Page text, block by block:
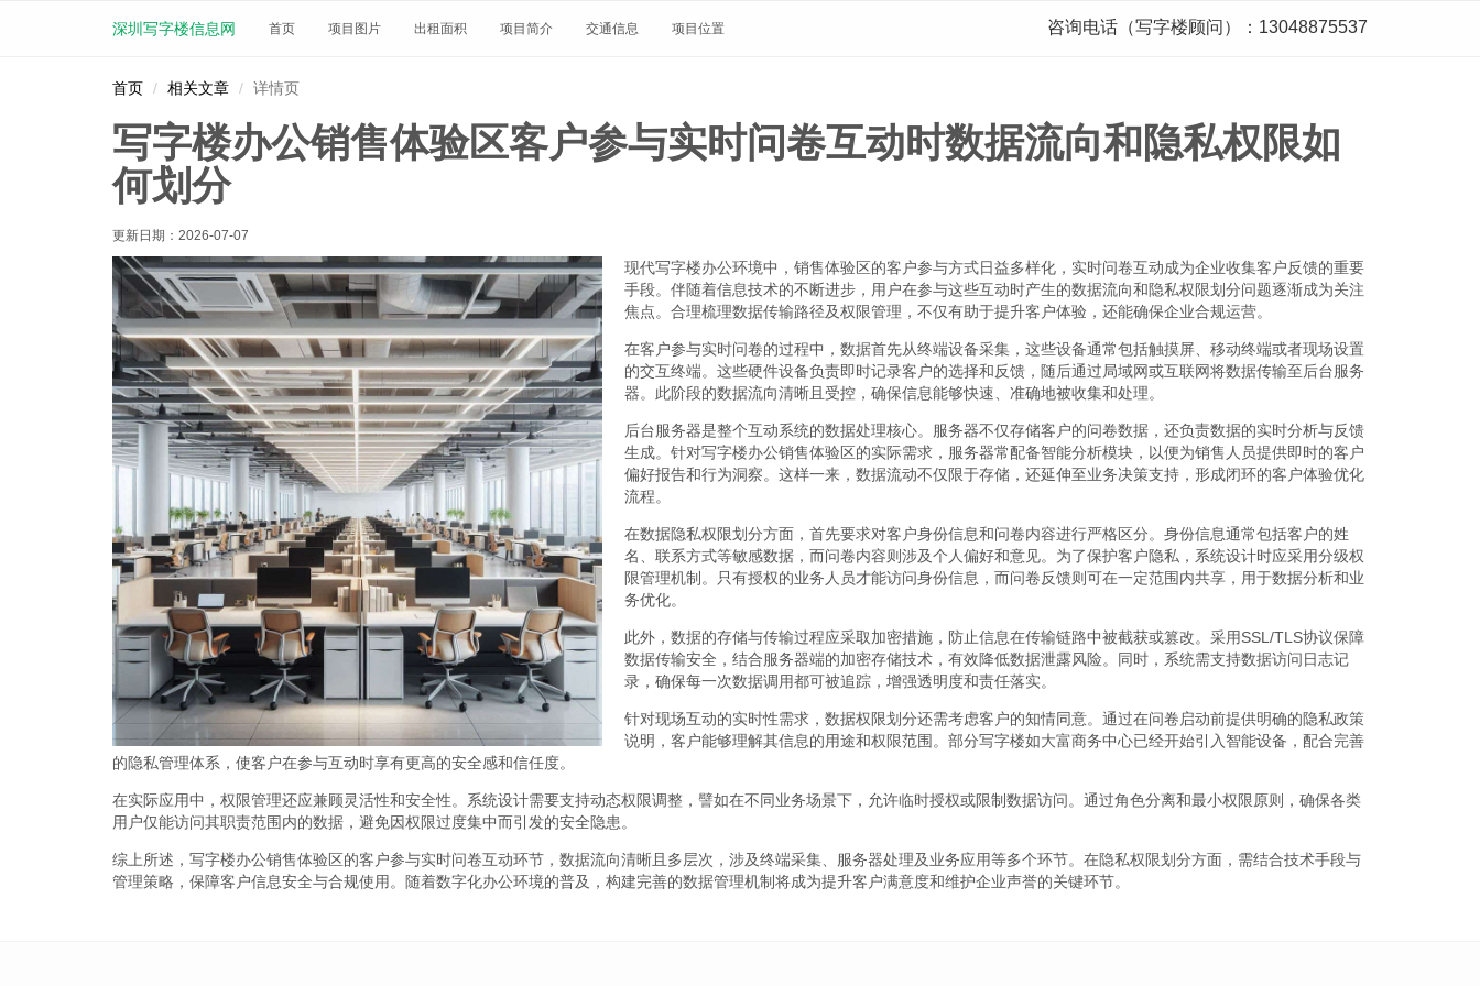
深圳写字楼信息网 首页 项目图片 出租面积 项目简介 交通信息 项目位置 咨询电话（写字楼顾问）：13048875537
首页 相关文章 详情页
写字楼办公销售体验区客户参与实时问卷互动时数据流向和隐私权限如
何划分
更新日期： 2026-07-07
现代写字楼办公环境中，销售体验区的客户参与方式日益多样化，实时问卷互动成为企业收集客户反馈的重要
手段。伴随着信息技术的不断进步，用户在参与这些互动时产生的数据流向和隐私权限划分问题逐渐成为关注
焦点。合理梳理数据传输路径及权限管理，不仅有助于提升客户体验，还能确保企业合规运营。
在客户参与实时问卷的过程中，数据首先从终端设备采集，这些设备通常包括触摸屏、移动终端或者现场设置
的交互终端。这些硬件设备负责即时记录客户的选择和反馈，随后通过局域网或互联网将数据传输至后台服务
器。此阶段的数据流向清晰且受控，确保信息能够快速、准确地被收集和处理。
后台服务器是整个互动系统的数据处理核心。服务器不仅存储客户的问卷数据，还负责数据的实时分析与反馈
生成。针对写字楼办公销售体验区的实际需求，服务器常配备智能分析模块，以便为销售人员提供即时的客户
偏好报告和行为洞察。这样一来，数据流动不仅限于存储，还延伸至业务决策支持，形成闭环的客户体验优化
流程。
在数据隐私权限划分方面，首先要求对客户身份信息和问卷内容进行严格区分。身份信息通常包括客户的姓
名、联系方式等敏感数据，而问卷内容则涉及个人偏好和意见。为了保护客户隐私，系统设计时应采用分级权
限管理机制。只有授权的业务人员才能访问身份信息，而问卷反馈则可在一定范围内共享，用于数据分析和业
务优化。
此外，数据的存储与传输过程应采取加密措施，防止信息在传输链路中被截获或篡改。采用SSL/TLS协议保障
数据传输安全，结合服务器端的加密存储技术，有效降低数据泄露风险。同时，系统需支持数据访问日志记
录，确保每一次数据调用都可被追踪，增强透明度和责任落实。
针对现场互动的实时性需求，数据权限划分还需考虑客户的知情同意。通过在问卷启动前提供明确的隐私政策
说明，客户能够理解其信息的用途和权限范围。部分写字楼如大富商务中心已经开始引入智能设备，配合完善
的隐私管理体系，使客户在参与互动时享有更高的安全感和信任度。
在实际应用中，权限管理还应兼顾灵活性和安全性。系统设计需要支持动态权限调整，譬如在不同业务场景下，允许临时授权或限制数据访问。通过角色分离和最小权限原则，确保各类
用户仅能访问其职责范围内的数据，避免因权限过度集中而引发的安全隐患。
综上所述，写字楼办公销售体验区的客户参与实时问卷互动环节，数据流向清晰且多层次，涉及终端采集、服务器处理及业务应用等多个环节。在隐私权限划分方面，需结合技术手段与
管理策略，保障客户信息安全与合规使用。随着数字化办公环境的普及，构建完善的数据管理机制将成为提升客户满意度和维护企业声誉的关键环节。